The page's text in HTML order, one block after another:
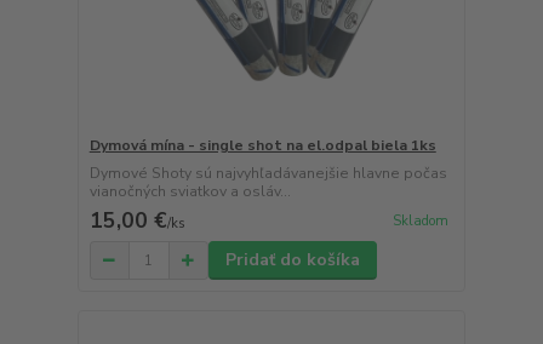
Dymová mína - single shot na el.odpal biela 1ks
Dymové Shoty sú najvyhľadávanejšie hlavne počas
vianočných sviatkov a osláv...
15,00 €/ks Skladom
Pridať do košíka